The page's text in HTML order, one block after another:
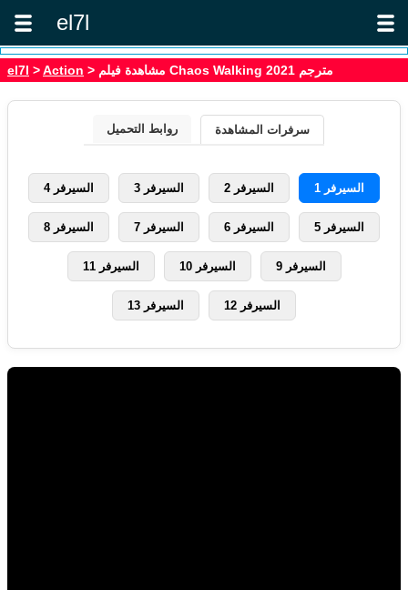
el7l
el7l >Action > مشاهدة فيلم Chaos Walking 2021 مترجم
سرفرات المشاهدة روابط التحميل
السيرفر 1 السيرفر 2 السيرفر 3 السيرفر 4
السيرفر 5 السيرفر 6 السيرفر 7 السيرفر 8
السيرفر 9 السيرفر 10 السيرفر 11
السيرفر 12 السيرفر 13